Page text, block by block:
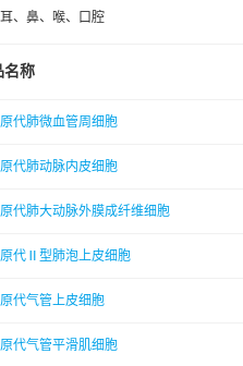
、鼻、喉、口腔
名称
代肺微血管周细胞
代肺动脉内皮细胞
代肺大动脉外膜成纤维细胞
代Ⅱ型肺泡上皮细胞
代气管上皮细胞
代气管平滑肌细胞